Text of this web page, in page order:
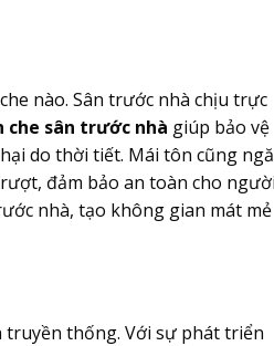
nào. Sân trước nhà chịu trực
che sân trước nhà giúp bảo vệ
do thời tiết. Mái tôn cũng
đảm bảo an toàn cho người
nhà, tạo không gian mát mẻ
truyền thống. Với sự phát triển